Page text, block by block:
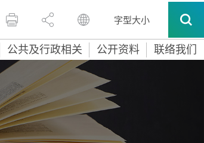
字型大小
公共及行政相关 公开资料 联络我们